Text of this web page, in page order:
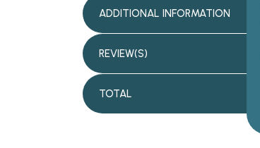
ADDITIONAL INFORMATION
REVIEW(S)
TOTAL